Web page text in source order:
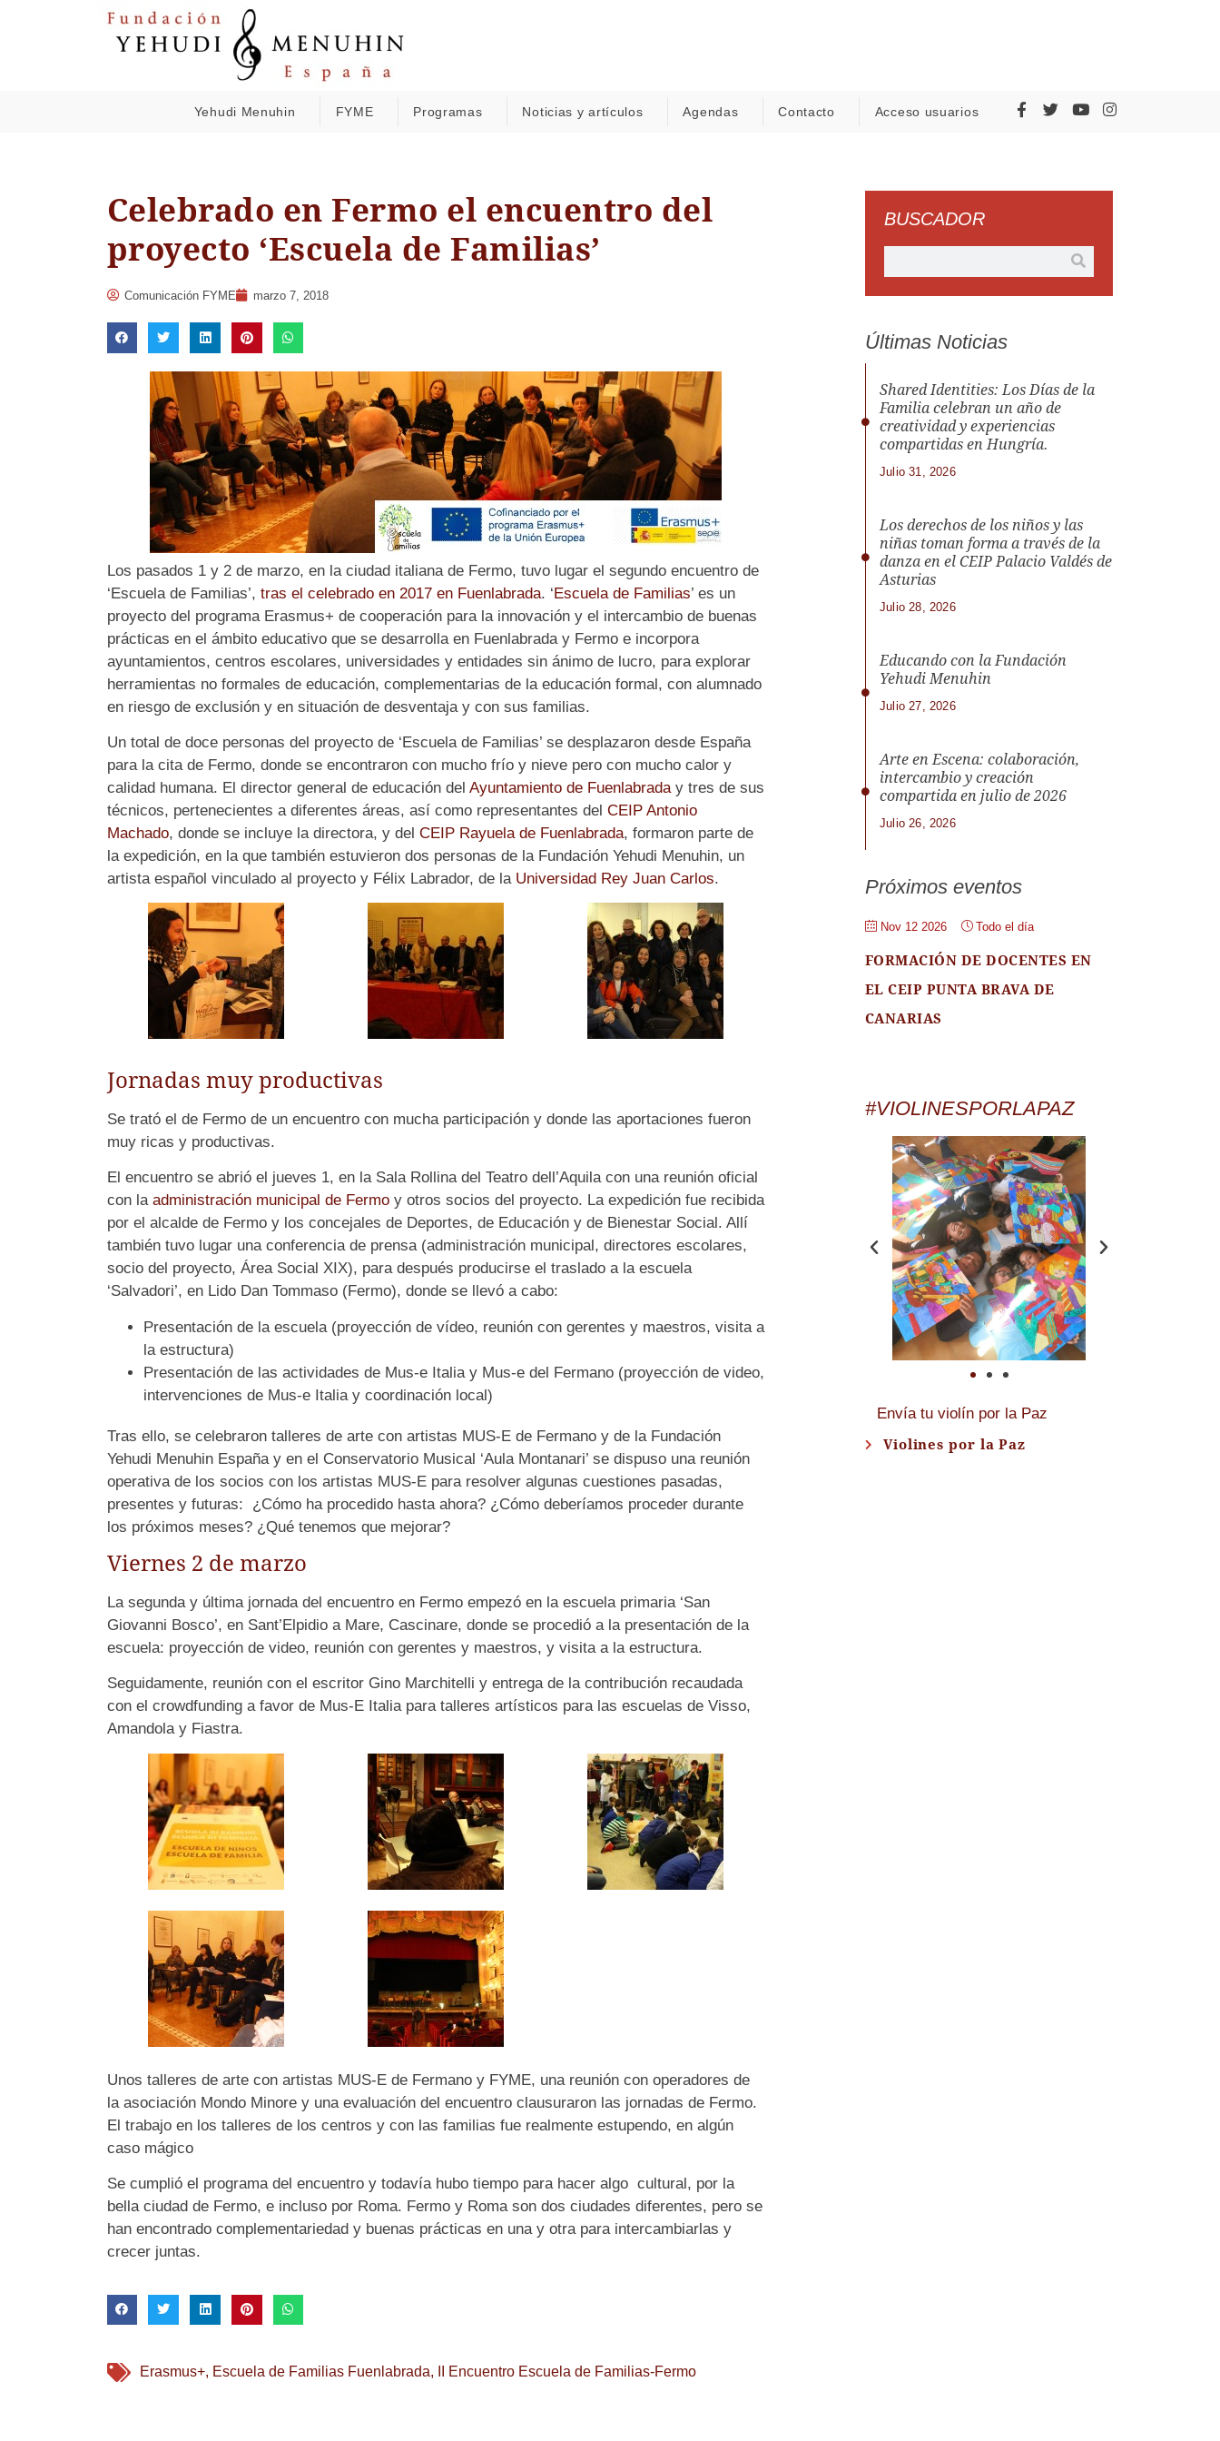
Yehudi Menuhin FYME Programas Noticias y artículos Agendas Contacto Acceso usuarios
Celebrado en Fermo el encuentro del
proyecto ‘Escuela de Familias’
Comunicación FYME marzo 7, 2018
Los pasados 1 y 2 de marzo, en la ciudad italiana de Fermo, tuvo lugar el segundo encuentro de
‘Escuela de Familias’, tras el celebrado en 2017 en Fuenlabrada. ‘Escuela de Familias’ es un
proyecto del programa Erasmus+ de cooperación para la innovación y el intercambio de buenas
prácticas en el ámbito educativo que se desarrolla en Fuenlabrada y Fermo e incorpora
ayuntamientos, centros escolares, universidades y entidades sin ánimo de lucro, para explorar
herramientas no formales de educación, complementarias de la educación formal, con alumnado
en riesgo de exclusión y en situación de desventaja y con sus familias.
Un total de doce personas del proyecto de ‘Escuela de Familias’ se desplazaron desde España
para la cita de Fermo, donde se encontraron con mucho frío y nieve pero con mucho calor y
calidad humana. El director general de educación del Ayuntamiento de Fuenlabraday tres de sus
técnicos, pertenecientes a diferentes áreas, así como representantes del CEIP Antonio
Machado, donde se incluye la directora, y del CEIP Rayuela de Fuenlabrada, formaron parte de
la expedición, en la que también estuvieron dos personas de la Fundación Yehudi Menuhin, un
artista español vinculado al proyecto y Félix Labrador, de la Universidad Rey Juan Carlos.
Jornadas muy productivas
Se trató el de Fermo de un encuentro con mucha participación y donde las aportaciones fueron
muy ricas y productivas.
El encuentro se abrió el jueves 1, en la Sala Rollina del Teatro dell’Aquila con una reunión oficial
con la administración municipal de Fermoy otros socios del proyecto. La expedición fue recibida
por el alcalde de Fermo y los concejales de Deportes, de Educación y de Bienestar Social. Allí
también tuvo lugar una conferencia de prensa (administración municipal, directores escolares,
socio del proyecto, Área Social XIX), para después producirse el traslado a la escuela
‘Salvadori’, en Lido Dan Tommaso (Fermo), donde se llevó a cabo:
Presentación de la escuela (proyección de vídeo, reunión con gerentes y maestros, visita a
la estructura)
Presentación de las actividades de Mus-e Italia y Mus-e del Fermano (proyección de video,
intervenciones de Mus-e Italia y coordinación local)
Tras ello, se celebraron talleres de arte con artistas MUS-E de Fermano y de la Fundación
Yehudi Menuhin España y en el Conservatorio Musical ‘Aula Montanari’ se dispuso una reunión
operativa de los socios con los artistas MUS-E para resolver algunas cuestiones pasadas,
presentes y futuras: ¿Cómo ha procedido hasta ahora? ¿Cómo deberíamos proceder durante
los próximos meses? ¿Qué tenemos que mejorar?
Viernes 2 de marzo
La segunda y última jornada del encuentro en Fermo empezó en la escuela primaria ‘San
Giovanni Bosco’, en Sant’Elpidio a Mare, Cascinare, donde se procedió a la presentación de la
escuela: proyección de video, reunión con gerentes y maestros, y visita a la estructura.
Seguidamente, reunión con el escritor Gino Marchitelli y entrega de la contribución recaudada
con el crowdfunding a favor de Mus-E Italia para talleres artísticos para las escuelas de Visso,
Amandola y Fiastra.
Unos talleres de arte con artistas MUS-E de Fermano y FYME, una reunión con operadores de
la asociación Mondo Minore y una evaluación del encuentro clausuraron las jornadas de Fermo.
El trabajo en los talleres de los centros y con las familias fue realmente estupendo, en algún
caso mágico
Se cumplió el programa del encuentro y todavía hubo tiempo para hacer algo cultural, por la
bella ciudad de Fermo, e incluso por Roma. Fermo y Roma son dos ciudades diferentes, pero se
han encontrado complementariedad y buenas prácticas en una y otra para intercambiarlas y
crecer juntas.
Erasmus+, Escuela de Familias Fuenlabrada, II Encuentro Escuela de Familias-Fermo
BUSCADOR
Últimas Noticias
Shared Identities: Los Días de la
Familia celebran un año de
creatividad y experiencias
compartidas en Hungría.
Julio 31, 2026
Los derechos de los niños y las
niñas toman forma a través de la
danza en el CEIP Palacio Valdés de
Asturias
Julio 28, 2026
Educando con la Fundación
Yehudi Menuhin
Julio 27, 2026
Arte en Escena: colaboración,
intercambio y creación
compartida en julio de 2026
Julio 26, 2026
Próximos eventos
Nov 12 2026 Todo el día
FORMACIÓN DE DOCENTES EN
EL CEIP PUNTA BRAVA DE
CANARIAS
#VIOLINESPORLAPAZ
Envía tu violín por la Paz
Violines por la Paz